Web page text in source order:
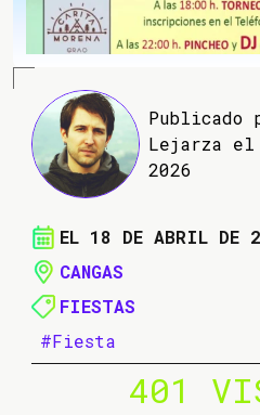
Publicado
Lejarza
2026
EL 18 DE ABRIL DE
CANGAS
FIESTAS
#Fiesta
401